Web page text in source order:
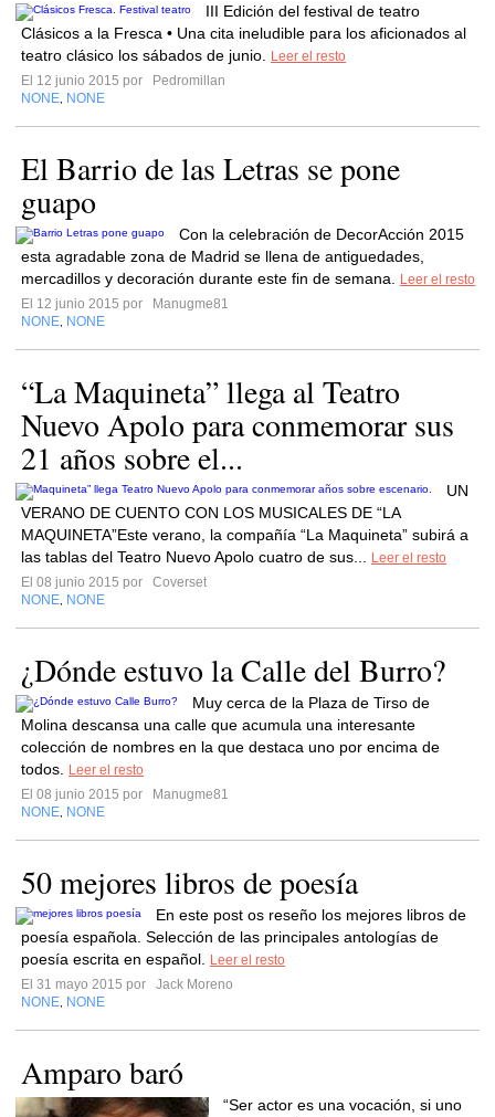
III Edición del festival de teatro
Clásicos a la Fresca • Una cita ineludible para los aficionados al
teatro clásico los sábados de junio.
Leer el resto
El 12 junio 2015 por
Pedromillan
NONE NONE
El Barrio de las Letras se pone
guapo
Con la celebración de DecorAcción 2015
esta agradable zona de Madrid se llena de antiguedades,
mercadillos y decoración durante este fin de semana.
Leer el resto
El 12 junio 2015 por
Manugme81
NONE NONE
“La Maquineta” llega al Teatro
Nuevo Apolo para conmemorar sus
21 años sobre el...
UN
VERANO DE CUENTO CON LOS MUSICALES DE “LA
MAQUINETA”Este verano, la compañía “La Maquineta” subirá a
las tablas del Teatro Nuevo Apolo cuatro de sus...
Leer el resto
El 08 junio 2015 por
Coverset
NONE NONE
¿Dónde estuvo la Calle del Burro?
Muy cerca de la Plaza de Tirso de
Molina descansa una calle que acumula una interesante
colección de nombres en la que destaca uno por encima de
todos.
Leer el resto
El 08 junio 2015 por
Manugme81
NONE NONE
50 mejores libros de poesía
En este post os reseño los mejores libros de
poesía española. Selección de las principales antologías de
poesía escrita en español.
Leer el resto
El 31 mayo 2015 por
Jack Moreno
NONE NONE
Amparo baró
“Ser actor es una vocación, si uno